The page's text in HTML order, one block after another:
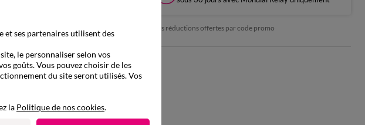
*exclu des réductions offertes par code promo
ventre plat
ses partenaires utilisent des
le personnaliser selon vos
goûts. Vous pouvez choisir de les
du site seront utilisés. Vos
la Politique de nos cookies.